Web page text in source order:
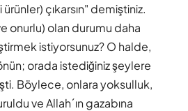
çıkarsın" demiştiniz.
onurlu) olan durumu daha
istiyorsunuz? O halde,
orada istediğiniz şeylere
Böylece, onlara yoksulluk,
ve Allah´ın gazabına